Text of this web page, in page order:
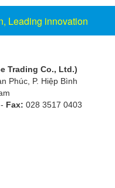
Leading innovation
Trading Co., Ltd.)
Phúc, P. Hiệp Bình
Fax: 028 3517 0403